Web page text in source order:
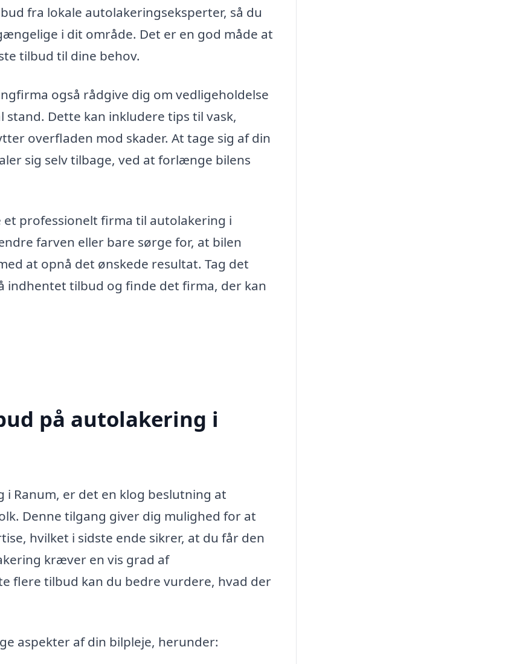
fra lokale autolakeringseksperter, så du
i dit område. Det er en god måde at
tilbud til dine behov.
også rådgive dig om vedligeholdelse
Dette kan inkludere tips til vask,
overfladen mod skader. At tage sig af din
sig selv tilbage, ved at forlænge bilens
professionelt firma til autolakering i
farven eller bare sørge for, at bilen
at opnå det ønskede resultat. Tag det
tilbud og finde det firma, der kan
på autolakering i
Ranum, er det en klog beslutning at
Denne tilgang giver dig mulighed for at
hvilket i sidste ende sikrer, at du får den
kræver en vis grad af
flere tilbud kan du bedre vurdere, hvad der
aspekter af din bilpleje, herunder: